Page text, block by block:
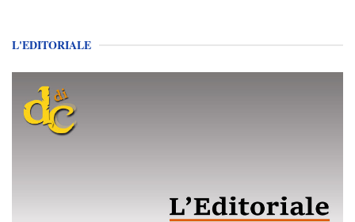
L'EDITORIALE